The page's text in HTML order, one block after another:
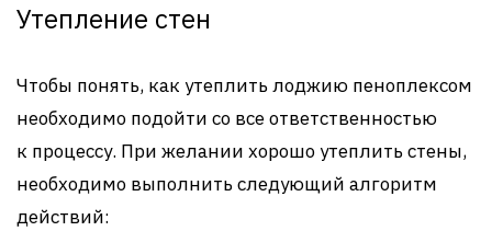
Утепление стен
Чтобы понять, как утеплить лоджию пеноплексом
необходимо подойти со все ответственностью
к процессу. При желании хорошо утеплить стены,
необходимо выполнить следующий алгоритм
действий: